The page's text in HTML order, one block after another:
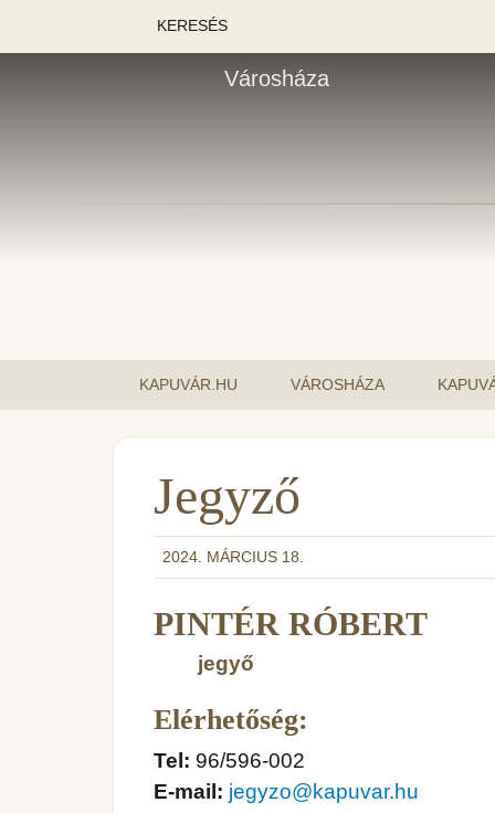
KERESÉS
Városháza
KAPUVÁR.HU VÁROSHÁZA
Jegyző
2024. MÁRCIUS 18.
PINTÉR RÓBERT
jegyő
Elérhetőség:
Tel: 96/596-002
E-mail: jegyzo@kapuvar.hu